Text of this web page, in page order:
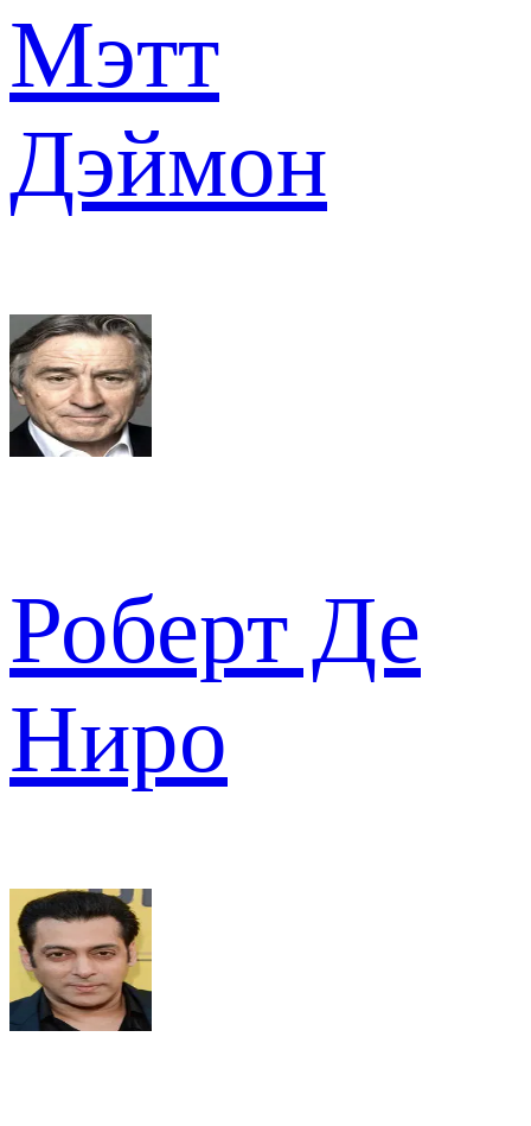
Мэтт
Дэймон
Роберт Де
Ниро